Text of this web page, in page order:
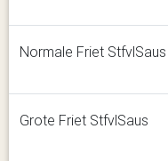
Normale Friet StfvlSaus
Grote Friet StfvlSaus